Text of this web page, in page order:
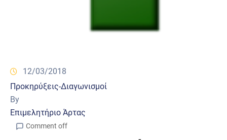
12/03/2018
Προκηρύξεις-Διαγωνισμοί
By
Επιμελητήριο Άρτας
Comment off